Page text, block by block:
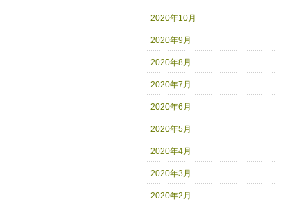
2020年10月
2020年9月
2020年8月
2020年7月
2020年6月
2020年5月
2020年4月
2020年3月
2020年2月